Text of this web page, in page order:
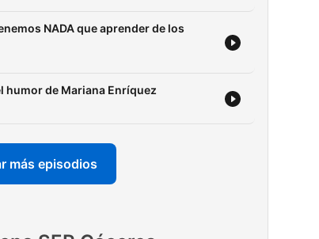
NADA que aprender de los
humor de Mariana Enríquez
más episodios